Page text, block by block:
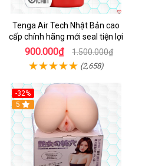
Tenga Air Tech Nhật Bản cao
cấp chính hãng mới seal tiện lợi
900.000₫ 1.500.000₫
(2,658)
-32%
Hot
5